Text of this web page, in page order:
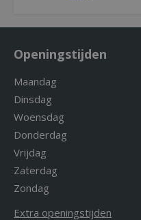
Openingstijden
Maandag
Dinsdag
Woensdag
Donderdag
Vrijdag
Zaterdag
Zondag
Extra openingstijden